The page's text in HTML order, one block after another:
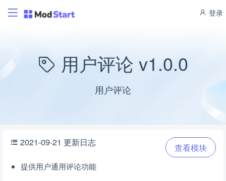
登录
用户评论 v1.0.0
用户评论
查看模块
2021-09-21 更新日志
提供用户通用评论功能